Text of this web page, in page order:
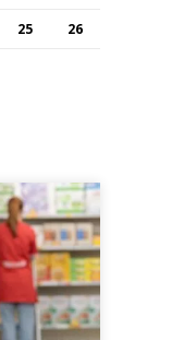
25 26